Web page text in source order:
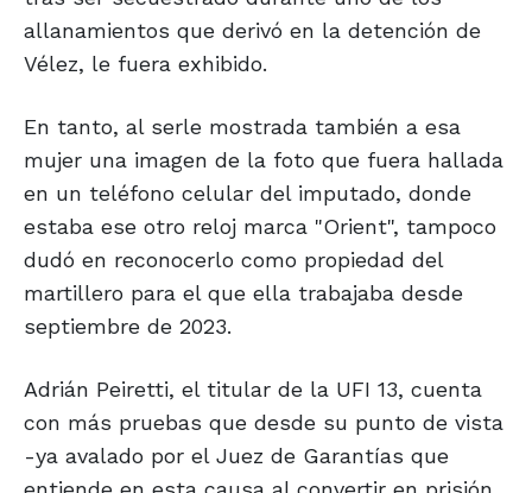
allanamientos que derivó en la detención de
Vélez, le fuera exhibido.
En tanto, al serle mostrada también a esa
mujer una imagen de la foto que fuera hallada
en un teléfono celular del imputado, donde
estaba ese otro reloj marca "Orient", tampoco
dudó en reconocerlo como propiedad del
martillero para el que ella trabajaba desde
septiembre de 2023.
Adrián Peiretti, el titular de la UFI 13, cuenta
con más pruebas que desde su punto de vista
-ya avalado por el Juez de Garantías que